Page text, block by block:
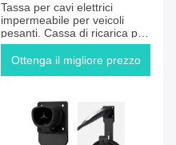
Tassa per cavi elettrici
impermeabile per veicoli
pesanti. Cassa di ricarica per
cavi elettrici.
Ottenga il migliore prezzo